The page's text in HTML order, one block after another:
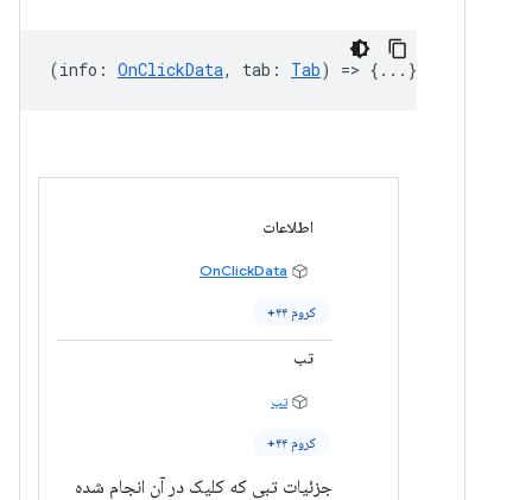
(info : OnClickData, tab : Tab) => {...}
اطلاعات
OnClickData
کروم ۴۴+
تب
تب
کروم ۴۴+
جزئیات تبی که کلیک در آن انجام شده